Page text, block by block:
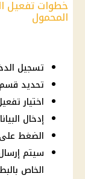
خطوات تفعيل
المحمول
تسجيل
تحديد قسم
اختيار
إدخال
الضغط
سيتم
الخاص